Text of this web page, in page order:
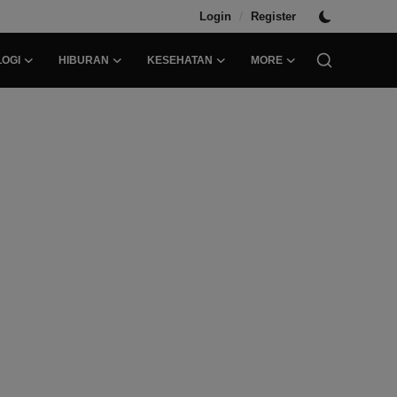
Login / Register
HIBURAN KESEHATAN MORE